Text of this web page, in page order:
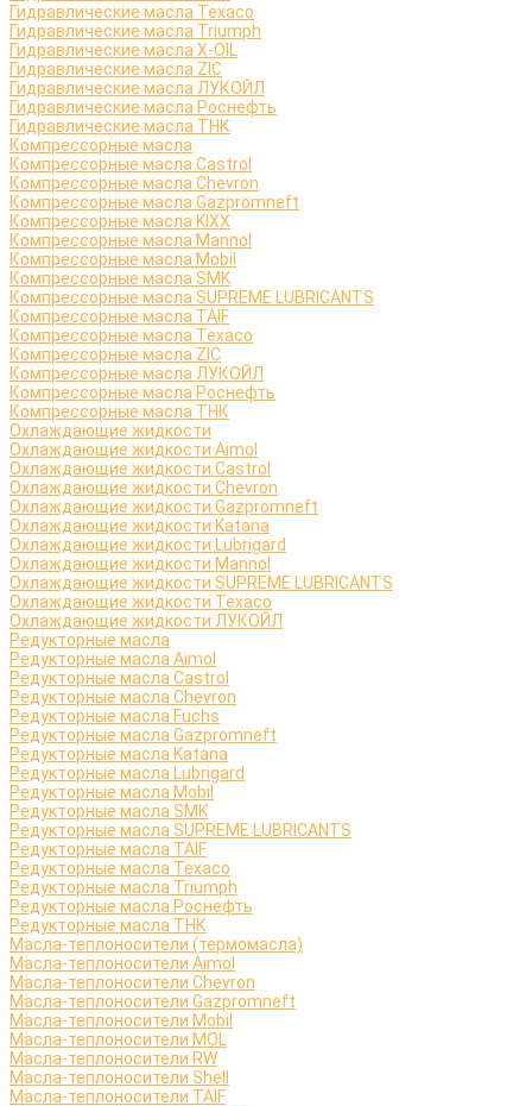
Гидравлические масла Texaco
Гидравлические масла Triumph
Гидравлические масла X-OIL
Гидравлические масла ZIC
Гидравлические масла ЛУКОЙЛ
Гидравлические масла Роснефть
Гидравлические масла ТНК
Компрессорные масла
Компрессорные масла Castrol
Компрессорные масла Chevron
Компрессорные масла Gazpromneft
Компрессорные масла KIXX
Компрессорные масла Mannol
Компрессорные масла Mobil
Компрессорные масла SMK
Компрессорные масла SUPREME LUBRICANTS
Компрессорные масла TAIF
Компрессорные масла Texaco
Компрессорные масла ZIC
Компрессорные масла ЛУКОЙЛ
Компрессорные масла Роснефть
Компрессорные масла ТНК
Охлаждающие жидкости
Охлаждающие жидкости Aimol
Охлаждающие жидкости Castrol
Охлаждающие жидкости Chevron
Охлаждающие жидкости Gazpromneft
Охлаждающие жидкости Katana
Охлаждающие жидкости Lubrigard
Охлаждающие жидкости Mannol
Охлаждающие жидкости SUPREME LUBRICANTS
Охлаждающие жидкости Texaco
Охлаждающие жидкости ЛУКОЙЛ
Редукторные масла
Редукторные масла Aimol
Редукторные масла Castrol
Редукторные масла Chevron
Редукторные масла Fuchs
Редукторные масла Gazpromneft
Редукторные масла Katana
Редукторные масла Lubrigard
Редукторные масла Mobil
Редукторные масла SMK
Редукторные масла SUPREME LUBRICANTS
Редукторные масла TAIF
Редукторные масла Texaco
Редукторные масла Triumph
Редукторные масла Роснефть
Редукторные масла ТНК
Масла-теплоносители (термомасла)
Масла-теплоносители Aimol
Масла-теплоносители Chevron
Масла-теплоносители Gazpromneft
Масла-теплоносители Mobil
Масла-теплоносители MOL
Масла-теплоносители RW
Масла-теплоносители Shell
Масла-теплоносители TAIF